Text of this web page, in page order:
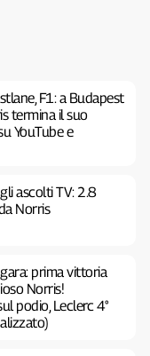
F1: a Budapest
termina il suo
YouTube e
ascolti TV: 2.8
Norris
prima vittoria
Norris!
podio, Leclerc 4°